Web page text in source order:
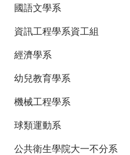
國語文學系
資訊工程學系資工組
經濟學系
幼兒教育學系
機械工程學系
球類運動系
公共衛生學院大一不分系